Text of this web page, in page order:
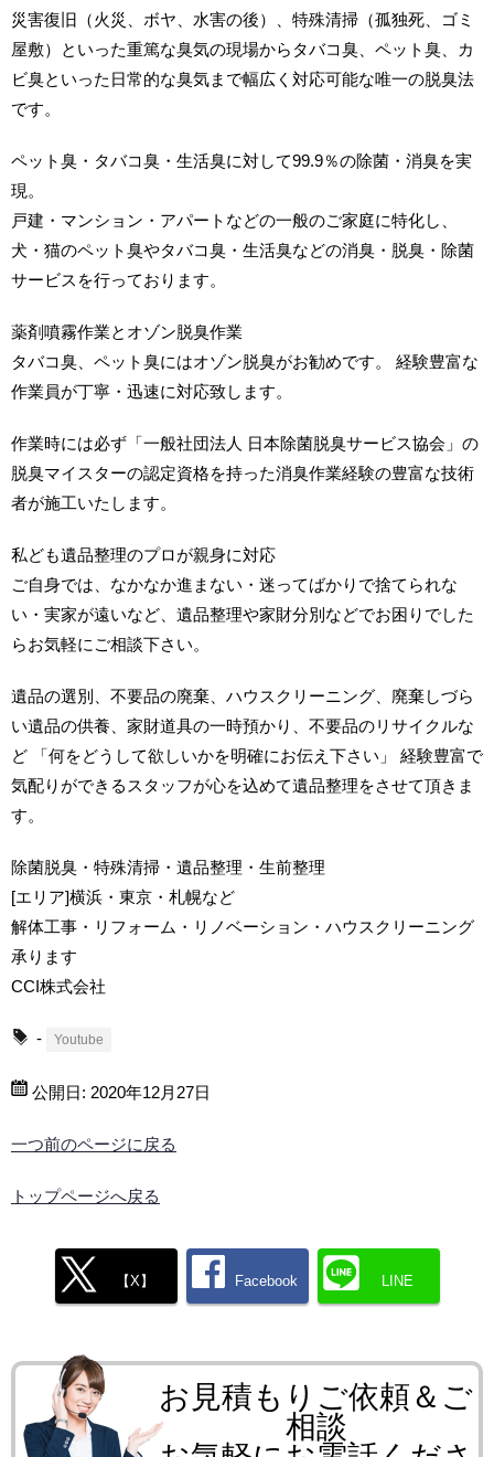
災害復旧（火災、ボヤ、水害の後）、特殊清掃（孤独死、ゴミ
屋敷）といった重篤な臭気の現場からタバコ臭、ペット臭、カ
ビ臭といった日常的な臭気まで幅広く対応可能な唯一の脱臭法
です。
ペット臭・タバコ臭・生活臭に対して99.9％の除菌・消臭を実
現。
戸建・マンション・アパートなどの一般のご家庭に特化し、
犬・猫のペット臭やタバコ臭・生活臭などの消臭・脱臭・除菌
サービスを行っております。
薬剤噴霧作業とオゾン脱臭作業
タバコ臭、ペット臭にはオゾン脱臭がお勧めです。 経験豊富な
作業員が丁寧・迅速に対応致します。
作業時には必ず「一般社団法人 日本除菌脱臭サービス協会」の
脱臭マイスターの認定資格を持った消臭作業経験の豊富な技術
者が施工いたします。
私ども遺品整理のプロが親身に対応
ご自身では、なかなか進まない・迷ってばかりで捨てられな
い・実家が遠いなど、遺品整理や家財分別などでお困りでした
らお気軽にご相談下さい。
遺品の選別、不要品の廃棄、ハウスクリーニング、廃棄しづら
い遺品の供養、家財道具の一時預かり、不要品のリサイクルな
ど 「何をどうして欲しいかを明確にお伝え下さい」 経験豊富で
気配りができるスタッフが心を込めて遺品整理をさせて頂きま
す。
除菌脱臭・特殊清掃・遺品整理・生前整理
[エリア]横浜・東京・札幌など
解体工事・リフォーム・リノベーション・ハウスクリーニング
承ります
CCI株式会社
- Youtube
公開日: 2020年12月27日
一つ前のページに戻る
トップページへ戻る
【X】 Facebook LINE
お見積もりご依頼＆ご
相談